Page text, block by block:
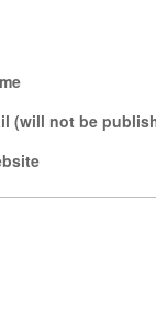
(will not be